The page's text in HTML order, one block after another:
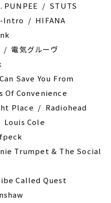
PUNPEE / STUTS
-Intro / HIFANA
電気グルーヴ
Save You From
Of Convenience
Place / Radiohead
Cole
Trumpet & The Social
Called Quest